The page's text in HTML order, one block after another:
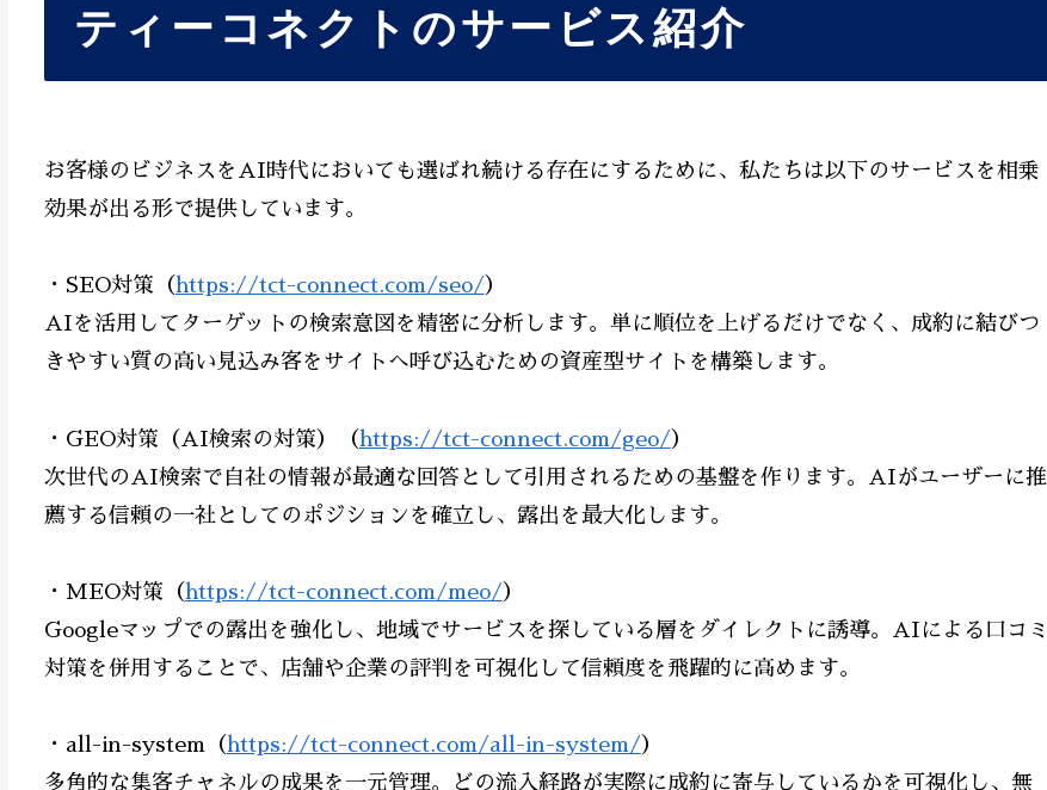
ティーコネクトのサービス紹介
お客様のビジネスをAI時代においても選ばれ続ける存在にするために、私たちは以下のサービスを相乗
効果が出る形で提供しています。
・SEO対策（ https://tct-connect.com/seo/）
AIを活用してターゲットの検索意図を精密に分析します。単に順位を上げるだけでなく、成約に結びつ
きやすい質の高い見込み客をサイトへ呼び込むための資産型サイトを構築します。
・GEO対策（AI検索の対策）（ https://tct-connect.com/geo/）
次世代のAI検索で自社の情報が最適な回答として引用されるための基盤を作ります。AIがユーザーに推
薦する信頼の一社としてのポジションを確立し、露出を最大化します。
・MEO対策（ https://tct-connect.com/meo/）
Googleマップでの露出を強化し、地域でサービスを探している層をダイレクトに誘導。AIによる口コミ
対策を併用することで、店舗や企業の評判を可視化して信頼度を飛躍的に高めます。
・all-in-system（ https://tct-connect.com/all-in-system/ ）
多角的な集客チャネルの成果を一元管理。どの流入経路が実際に成約に寄与しているかを可視化し、無